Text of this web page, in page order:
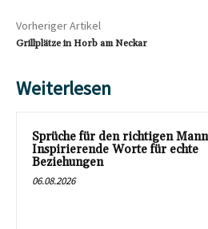
Vorheriger Artikel
Grillplätze in Horb am Neckar
Weiterlesen
Sprüche für den richtigen
Inspirierende Worte für echte
Beziehungen
06.08.2026